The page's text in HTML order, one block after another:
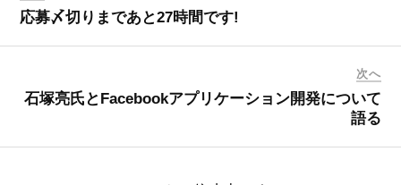
応募〆切りまであと27時間です!
次へ
石塚亮氏とFacebookアプリケーション開発について
語る